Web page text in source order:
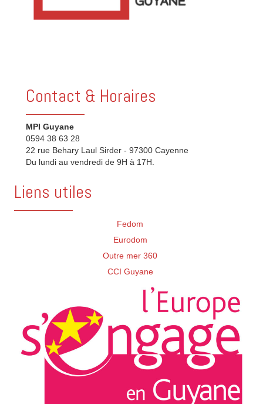
Contact & Horaires
MPI Guyane
0594 38 63 28
22 rue Behary Laul Sirder - 97300 Cayenne
Du lundi au vendredi de 9H à 17H.
Liens utiles
Fedom
Eurodom
Outre mer 360
CCI Guyane